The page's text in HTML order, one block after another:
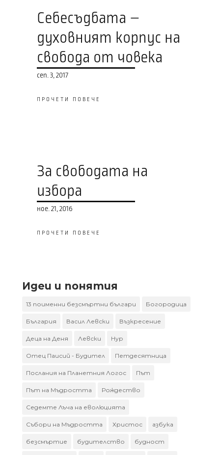
Себесъдбата –
духовният корпус на
свобода от човека
сеп. 3, 2017
ПРОЧЕТИ ПОВЕЧЕ
За свободата на
избора
ное. 21, 2016
ПРОЧЕТИ ПОВЕЧЕ
Идеи и понятия
13 поименни безсмъртни българи Богородица
България Васил Левски Възкресение
Деца на Деня Левски Нур
Отец Паисий - Будител Петдесятница
Послания на Планетния Логос Път
Път на Мъдростта Рождество
Седемте Лъча на еволюцията
Събори на Мъдростта Христос азбука
безсмъртие будителство будност